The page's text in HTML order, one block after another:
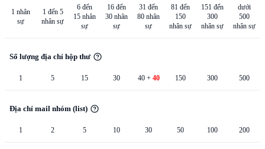
1 nhân
sự
1 đến 5
nhân sự
6 đến
15 nhân
sự
16 đến
30 nhân
sự
31 đến
80 nhân
sự
81 đến
150
nhân sự
151 đến
300
nhân sự
dưới
500
nhân sự
Số lượng địa chỉ hộp thư
1 5 15 30 40 + 40 150 300 500
Địa chỉ mail nhóm (list)
1 2 5 10 30 50 100 200